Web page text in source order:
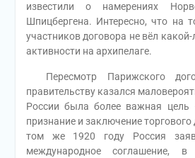
известили о намерениях
Шпицбергена. Интересно, что на
участников договора не вёл
активности на архипелаге.
Пересмотр Парижского
правительству казался
России была более важная цель
признание и заключение
том же 1920 году Россия
международное соглашение,